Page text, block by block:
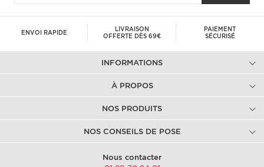
ENVOI RAPIDE
LIVRAISON
OFFERTE DÈS 69€
PAIEMENT
SÉCURISÉ
INFORMATIONS
À PROPOS
NOS PRODUITS
NOS CONSEILS DE POSE
Nous contacter